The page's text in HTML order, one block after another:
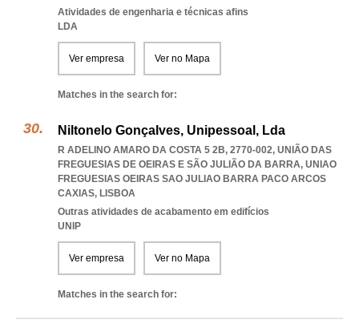
Atividades de engenharia e técnicas afins
LDA
Ver empresa Ver no Mapa
Matches in the search for:
Niltonelo Gonçalves, Unipessoal, Lda
R ADELINO AMARO DA COSTA 5 2B, 2770-002, UNIÃO DAS
FREGUESIAS DE OEIRAS E SÃO JULIÃO DA BARRA, UNIAO
FREGUESIAS OEIRAS SAO JULIAO BARRA PACO ARCOS
CAXIAS, LISBOA
Outras atividades de acabamento em edifícios
UNIP
Ver empresa Ver no Mapa
Matches in the search for: